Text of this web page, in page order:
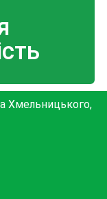
Хмельницького,